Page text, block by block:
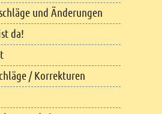
und Änderungen
da!
/ Korrekturen